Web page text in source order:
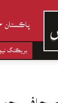
پاڪستان
بريڪنگ